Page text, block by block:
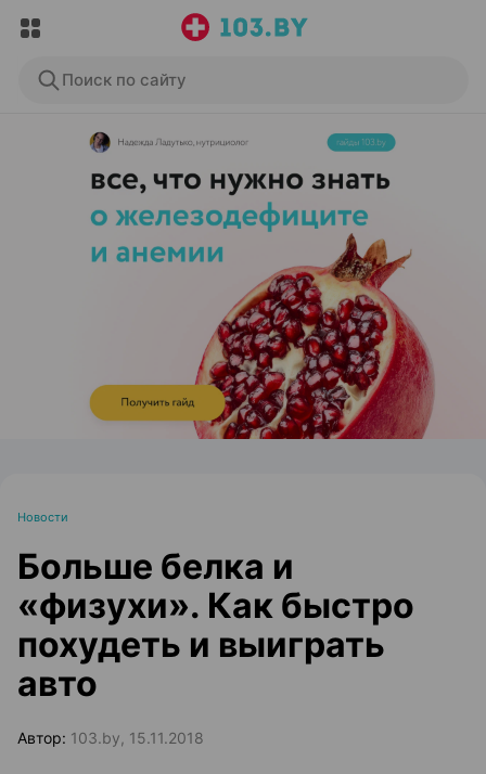
Поиск по сайту
ЭФФЕКТИВНАЯ РЕКЛАМА НА САЙТЕ
Новости
Больше белка и
«физухи». Как быстро
похудеть и выиграть
авто
Автор: 103.by, 15.11.2018